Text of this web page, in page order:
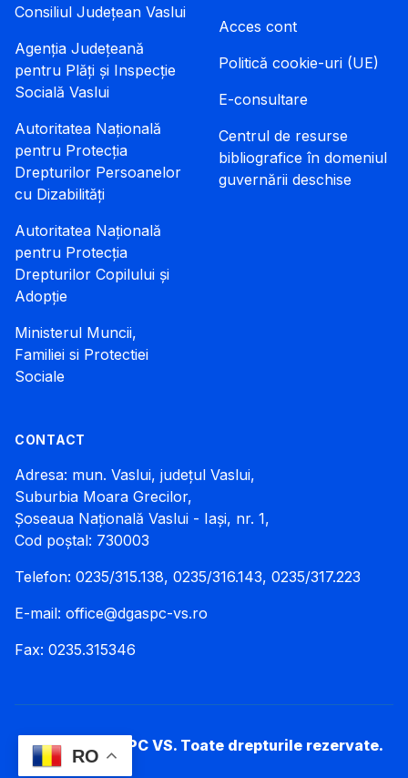
Consiliul Județean Vaslui
Agenția Județeană
pentru Plăți și Inspecție
Socială Vaslui
Autoritatea Națională
pentru Protecția
Drepturilor Persoanelor
cu Dizabilități
Autoritatea Națională
pentru Protecția
Drepturilor Copilului și
Adopție
Ministerul Muncii,
Familiei si Protectiei
Sociale
Acces cont
Politică cookie-uri (UE)
E-consultare
Centrul de resurse
bibliografice în domeniul
guvernării deschise
CONTACT
Adresa: mun. Vaslui, județul Vaslui,
Suburbia Moara Grecilor,
Șoseaua Națională Vaslui - Iași, nr. 1,
Cod poștal: 730003
Telefon: 0235/315.138, 0235/316.143, 0235/317.223
E-mail: office@dgaspc-vs.ro
Fax: 0235.315346
© 2026 DGASPC VS. Toate drepturile rezervate.
RO